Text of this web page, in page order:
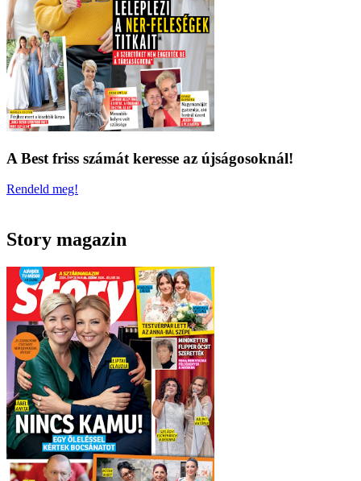
A Best friss számát keresse az újságosoknál!
Rendeld meg!
Story magazin